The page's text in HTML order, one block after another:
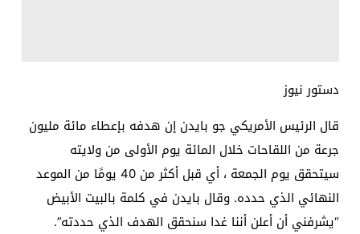
دستور نيوز
قال الرئيس الأمريكي جو بايدن إن هدفه بإعطاء مائة مليون
جرعة من اللقاحات خلال المائة يوم الأولى من ولايته
سيتحقق يوم الجمعة ، أي قبل أكثر من 40 يومًا من الموعد
النهائي الذي حدده. وقال بايدن في كلمة بالبيت الأبيض
“يشرفني أن أعلن أننا غدا سنحقق الهدف الذي حددته”.